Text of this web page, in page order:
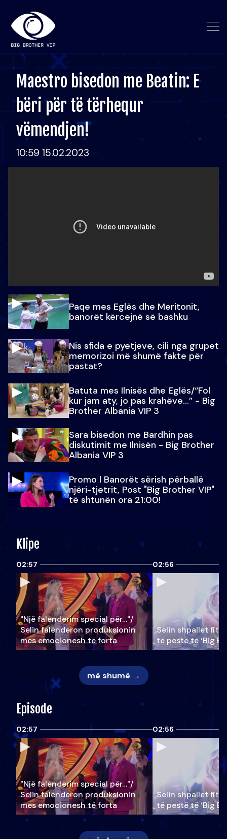
Maestro bisedon me Beatin: E
bëri për të tërhequr
vëmendjen!
10:59 15.02.2023
Paqe mes Eglës dhe Meritonit,
banorët kërcejnë së bashku
Nis sfida e pyetjeve, cili nga grupet
memorizoi më shumë fakte për
pastat?
Batuta mes Ilnisës dhe Eglës/“Fol
kur jam aty, jo pas krahëve…” - Big
Brother Albania VIP 3
Sara bisedon me Bardhin pas
diskutimit me Ilnisën - Big Brother
Albania VIP 3
Promo l Banorët sërish përballë
njëri-tjetrit, Post "Big Brother VIP"
të shtunën ora 21:00!
Klipe
02:57
"Një falenderim special për…"/
Selin falënderon produksionin
mes emocionesh të forta
02:56
Selin shpallet
të pestë të ‘Big
më shumë →
Episode
02:57
"Një falenderim special për…"/
Selin falënderon produksionin
mes emocionesh të forta
02:56
Selin shpallet
të pestë të ‘Big